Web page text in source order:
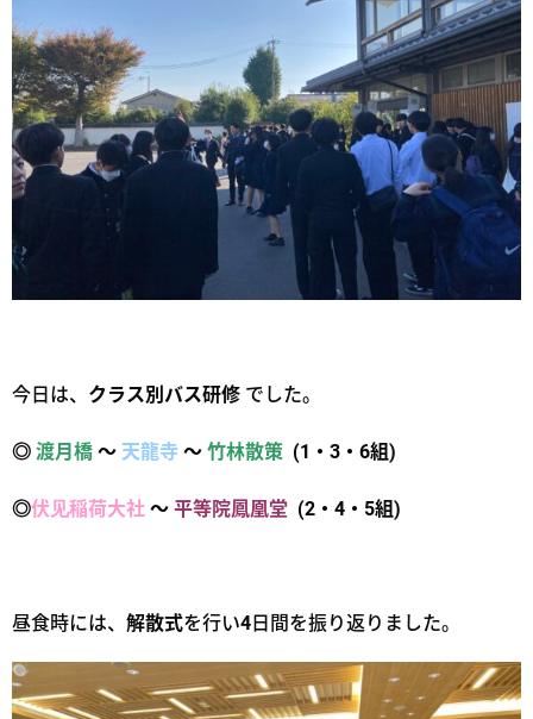
今日は、 クラス別バス研修 でした。
◎ 渡月橋 〜 天龍寺 〜 竹林散策 (1・3・6組)
◎伏见稲荷大社 〜 平等院鳳凰堂 (2・4・5組)
昼食時には、 解散式を行い4日間を振り返りました。